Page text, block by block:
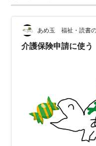
あめ玉 福祉・読書
介護保険申請に使